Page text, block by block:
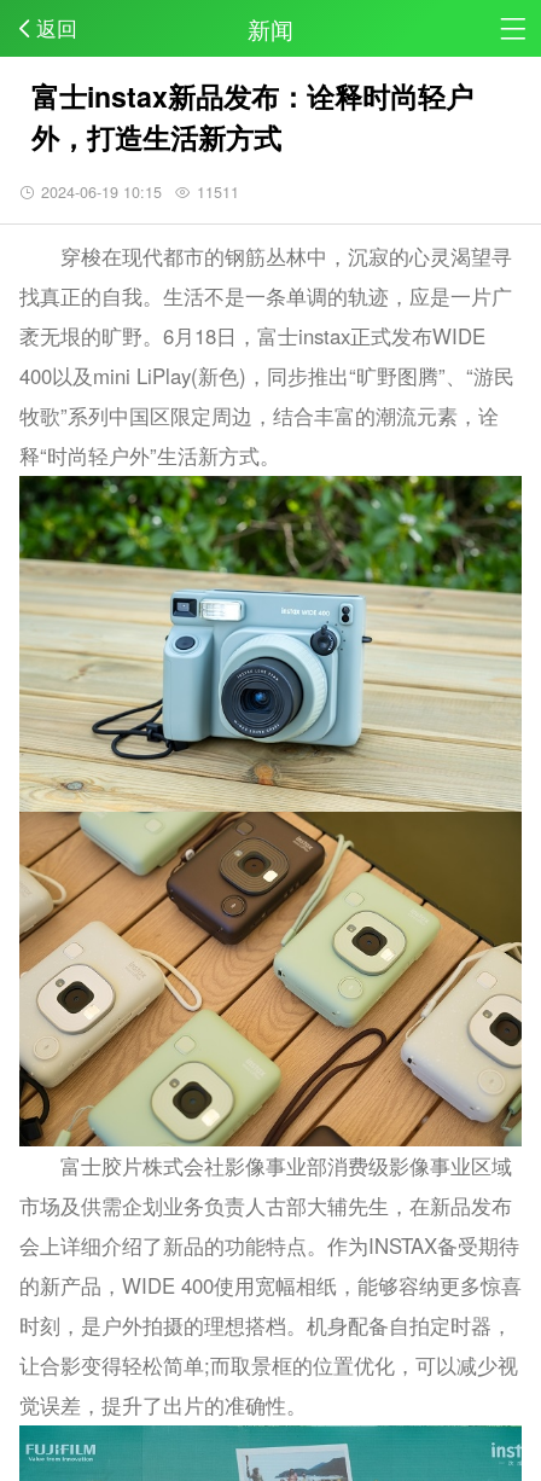
返回 新闻
富士instax新品发布：诠释时尚轻户
外，打造生活新方式
2024-06-19 10:15 11511
穿梭在现代都市的钢筋丛林中，沉寂的心灵渴望寻
找真正的自我。生活不是一条单调的轨迹，应是一片广
袤无垠的旷野。6月18日，富士instax正式发布WIDE
400以及mini LiPlay(新色)，同步推出“旷野图腾”、“游民
牧歌”系列中国区限定周边，结合丰富的潮流元素，诠
释“时尚轻户外”生活新方式。
富士胶片株式会社影像事业部消费级影像事业区域
市场及供需企划业务负责人古部大辅先生，在新品发布
会上详细介绍了新品的功能特点。作为INSTAX备受期待
的新产品，WIDE 400使用宽幅相纸，能够容纳更多惊喜
时刻，是户外拍摄的理想搭档。机身配备自拍定时器，
让合影变得轻松简单;而取景框的位置优化，可以减少视
觉误差，提升了出片的准确性。